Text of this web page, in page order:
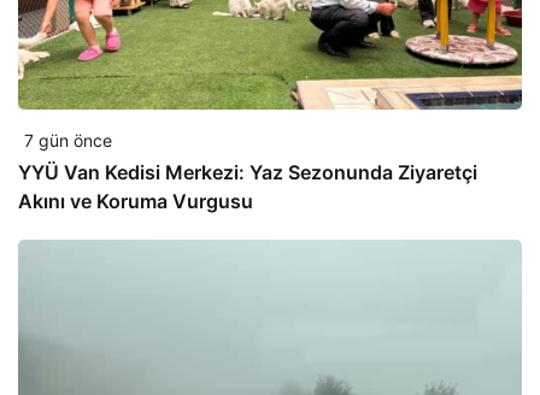
7 gün önce
YYÜ Van Kedisi Merkezi: Yaz Sezonunda Ziyaretçi
Akını ve Koruma Vurgusu